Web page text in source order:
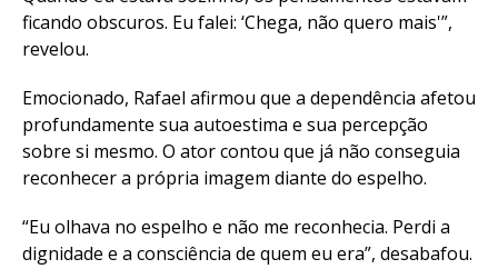
ficando obscuros. Eu falei: ‘Chega, não quero mais'”,
revelou.
Emocionado, Rafael afirmou que a dependência afetou
profundamente sua autoestima e sua percepção
sobre si mesmo. O ator contou que já não conseguia
reconhecer a própria imagem diante do espelho.
“Eu olhava no espelho e não me reconhecia. Perdi a
dignidade e a consciência de quem eu era”, desabafou.